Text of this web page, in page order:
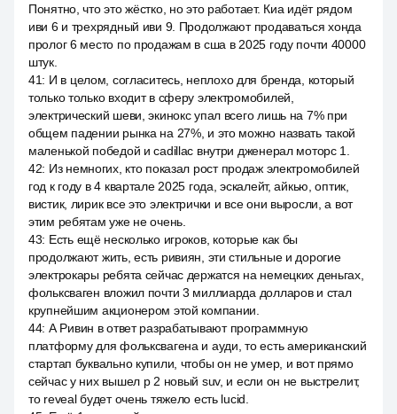
Понятно, что это жёстко, но это работает. Киа идёт рядом
иви 6 и трехрядный иви 9. Продолжают продаваться хонда
пролог 6 место по продажам в сша в 2025 году почти 40000
штук.
41: И в целом, согласитесь, неплохо для бренда, который
только только входит в сферу электромобилей,
электрический шеви, экинокс упал всего лишь на 7% при
общем падении рынка на 27%, и это можно назвать такой
маленькой победой и cadillac внутри дженерал моторс 1.
42: Из немногих, кто показал рост продаж электромобилей
год к году в 4 квартале 2025 года, эскалейт, айкью, оптик,
вистик, лирик все это электрички и все они выросли, а вот
этим ребятам уже не очень.
43: Есть ещё несколько игроков, которые как бы
продолжают жить, есть ривиян, эти стильные и дорогие
электрокары ребята сейчас держатся на немецких деньгах,
фольксваген вложил почти 3 миллиарда долларов и стал
крупнейшим акционером этой компании.
44: А Ривин в ответ разрабатывают программную
платформу для фольксвагена и ауди, то есть американский
стартап буквально купили, чтобы он не умер, и вот прямо
сейчас у них вышел р 2 новый suv, и если он не выстрелит,
то reveal будет очень тяжело есть lucid.